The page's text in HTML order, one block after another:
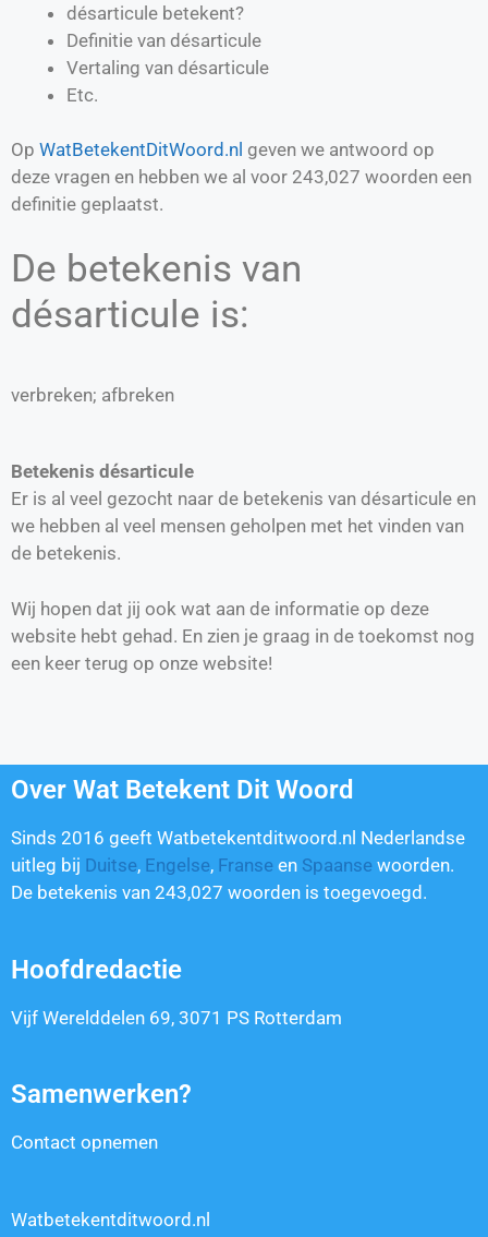
désarticule betekent?
Definitie van désarticule
Vertaling van désarticule
Etc.
Op WatBetekentDitWoord.nl geven we antwoord op
deze vragen en hebben we al voor 243,027 woorden een
definitie geplaatst.
De betekenis van
désarticule is:
verbreken; afbreken
Betekenis désarticule
Er is al veel gezocht naar de betekenis van désarticule en
we hebben al veel mensen geholpen met het vinden van
de betekenis.
Wij hopen dat jij ook wat aan de informatie op deze
website hebt gehad. En zien je graag in de toekomst nog
een keer terug op onze website!
Over Wat Betekent Dit Woord
Sinds 2016 geeft Watbetekentditwoord.nl Nederlandse
uitleg bij Duitse, Engelse, Franse en Spaanse woorden.
De betekenis van 243,027 woorden is toegevoegd.
Hoofdredactie
Vijf Werelddelen 69, 3071 PS Rotterdam
Samenwerken?
Contact opnemen
Watbetekentditwoord.nl